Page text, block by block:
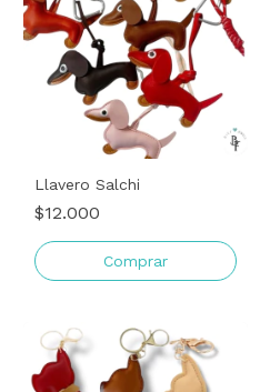
Llavero Salchi
$12.000
Comprar